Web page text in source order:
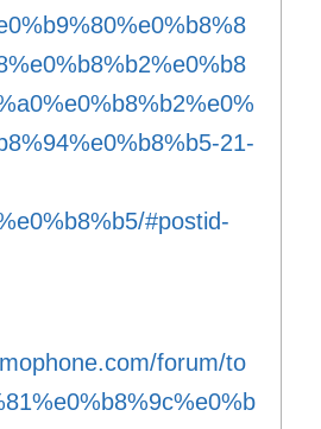
21-
#postid-
forum/to